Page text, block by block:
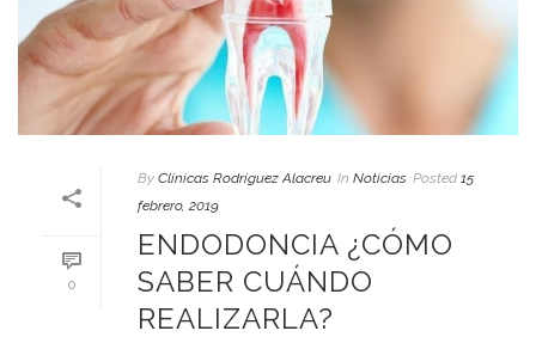
0
By Clínicas Rodríguez Alacreu In Noticias Posted 15
febrero, 2019
ENDODONCIA ¿CÓMO
SABER CUÁNDO
REALIZARLA?